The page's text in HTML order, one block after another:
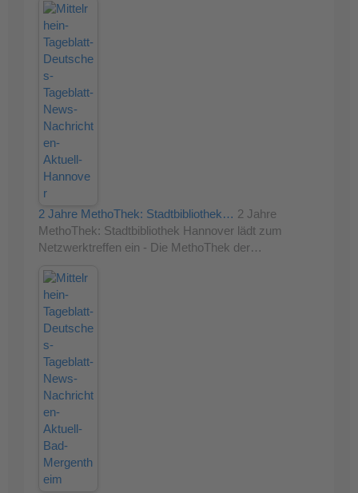
2 Jahre MethoThek: Stadtbibliothek… 2 Jahre
MethoThek: Stadtbibliothek Hannover lädt zum
Netzwerktreffen ein - Die MethoThek der…